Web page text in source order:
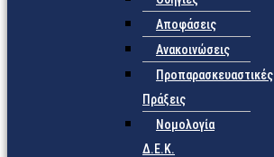
Αποφάσεις
Ανακοινώσεις
Προπαρασκευαστικές
Πράξεις
Νομολογία
Δ.Ε.Κ.